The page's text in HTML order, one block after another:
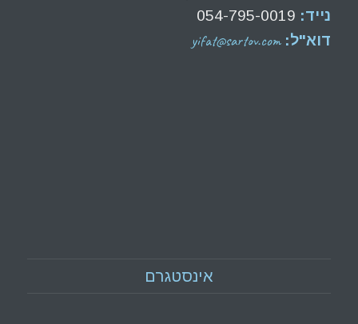
נייד: 054-795-0019
דוא"ל:yifat@sartov.com
אינסטגרם